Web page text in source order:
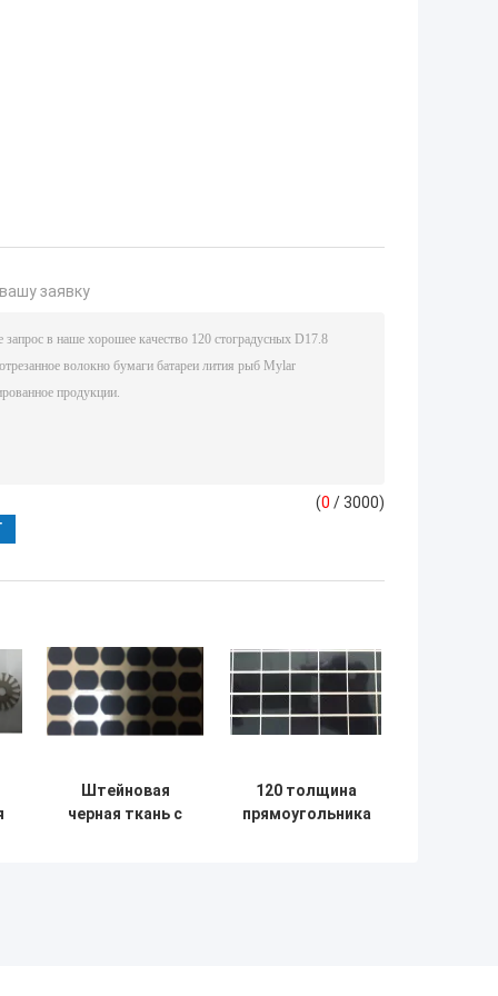
заявку
(0 / 3000)
Штейновая
черная ткань с
120 толщина
прямоугольника